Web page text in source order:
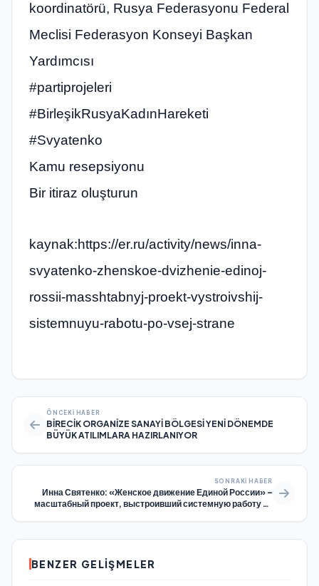
koordinatörü, Rusya Federasyonu Federal
Meclisi Federasyon Konseyi Başkan
Yardımcısı
#partiprojeleri
#BirleşikRusyaKadınHareketi
#Svyatenko
Kamu resepsiyonu
Bir itiraz oluşturun
kaynak:https://er.ru/activity/news/inna-
svyatenko-zhenskoe-dvizhenie-edinoj-
rossii-masshtabnyj-proekt-vystroivshij-
sistemnuyu-rabotu-po-vsej-strane
ÖNCEKI HABER
BİRECİK ORGANİZE SANAYİ BÖLGESİ YENİ DÖNEMDE
BÜYÜK ATILIMLARA HAZIRLANIYOR
SONRAKI HABER
Инна Святенко: «Женское движение Единой России» –
масштабный проект, выстроивший системную работу по
BENZER GELIŞMELER